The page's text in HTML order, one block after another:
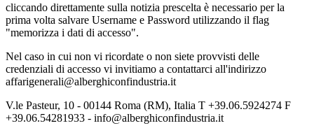
cliccando direttamente sulla notizia prescelta è necessario per la
prima volta salvare Username e Password utilizzando il flag
"memorizza i dati di accesso".
Nel caso in cui non vi ricordate o non siete provvisti delle
credenziali di accesso vi invitiamo a contattarci all'indirizzo
affarigenerali@alberghiconfindustria.it
V.le Pasteur, 10 - 00144 Roma (RM), Italia T +39.06.5924274 F
+39.06.54281933 - info@alberghiconfindustria.it